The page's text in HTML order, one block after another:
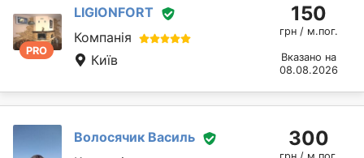
PRO
LIGIONFORT
Компанія
Київ
150
грн / м.пог.
Вказано на
08.08.2026
Волосячик Василь
300